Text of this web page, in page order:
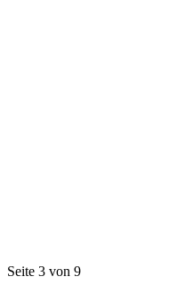
Seite 3 von 9